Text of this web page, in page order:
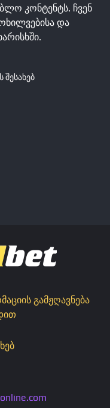
შესახებ
კონტენტს. ჩვენ
და
გამჟღავნება